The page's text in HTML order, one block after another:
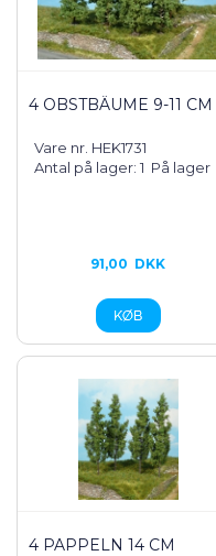
4 OBSTBÄUME 9-11 CM
Vare nr. HEK1731
Antal på lager: 1 På lager
91,00 DKK
4 PAPPELN 14 CM